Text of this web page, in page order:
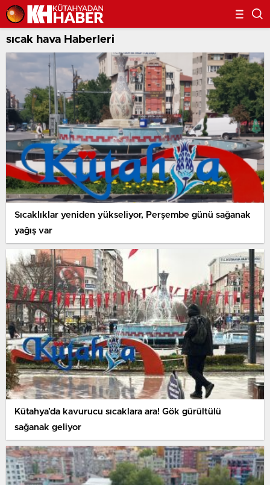
sıcak hava Haberleri
Sıcaklıklar yeniden yükseliyor, Perşembe günü sağanak
yağış var
Kütahya’da kavurucu sıcaklara ara! Gök gürültülü
sağanak geliyor